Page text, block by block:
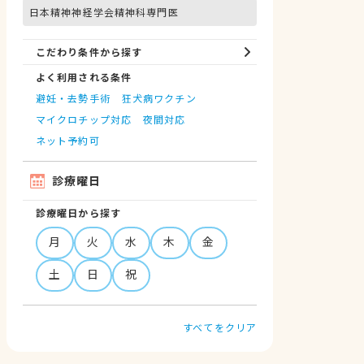
日本精神神経学会精神科専門医
こだわり条件から探す
よく利用される条件
避妊・去勢手術
狂犬病ワクチン
マイクロチップ対応
夜間対応
ネット予約可
診療曜日
診療曜日から探す
月 火 水 木
金
土
日 祝
すべてをクリア